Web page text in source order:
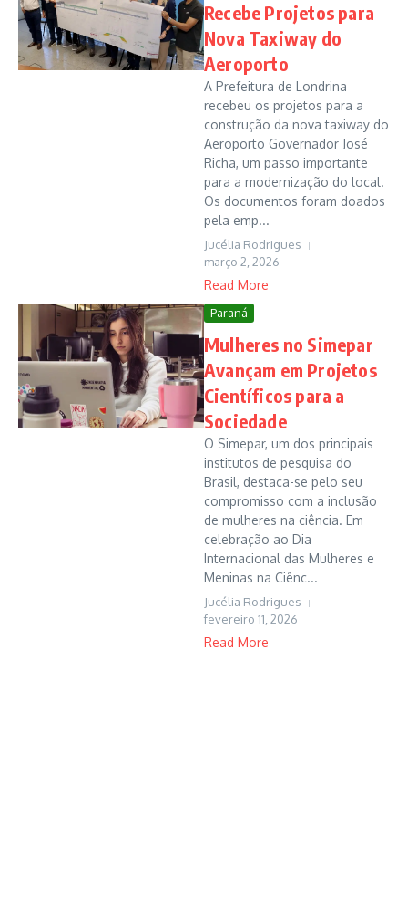
Recebe Projetos para
Nova Taxiway do
Aeroporto
A Prefeitura de Londrina
recebeu os projetos para a
construção da nova taxiway do
Aeroporto Governador José
Richa, um passo importante
para a modernização do local.
Os documentos foram doados
pela emp...
Jucélia Rodrigues
março 2, 2026
Read More
Paraná
Mulheres no Simepar
Avançam em Projetos
Científicos para a
Sociedade
O Simepar, um dos principais
institutos de pesquisa do
Brasil, destaca-se pelo seu
compromisso com a inclusão
de mulheres na ciência. Em
celebração ao Dia
Internacional das Mulheres e
Meninas na Ciênc...
Jucélia Rodrigues
fevereiro 11, 2026
Read More